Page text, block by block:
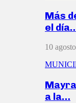
Más
el
10
a la…